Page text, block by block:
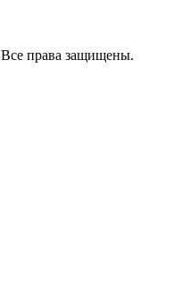
права защищены.